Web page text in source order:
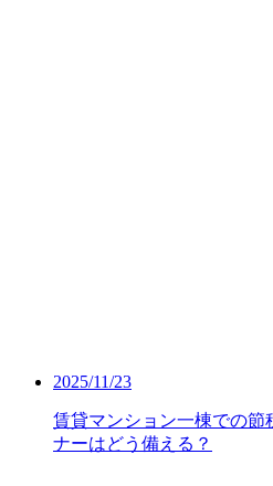
2025/11/23
賃貸マンション一棟での節
ナーはどう備える？